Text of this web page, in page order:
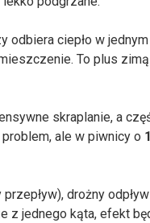
odbiera ciepło w
To plus zimą
skraplanie, a
ale w piwnicy o
drożny
z jednego kąta, efekt